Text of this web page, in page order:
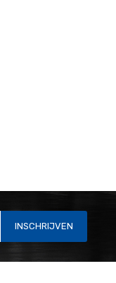
INSCHRIJVEN